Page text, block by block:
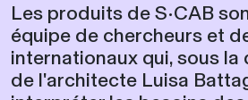
Les produits de S•CAB
équipe de chercheurs et
internationaux qui, sous
de l'architecte Luisa